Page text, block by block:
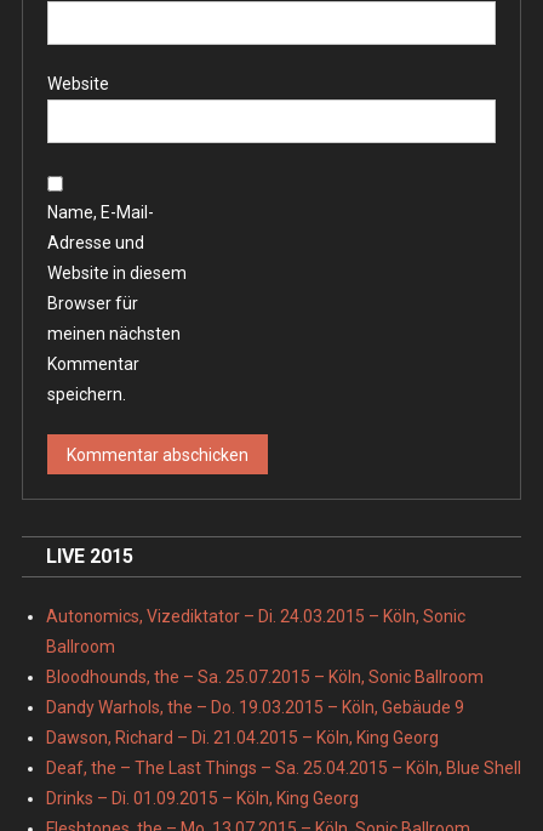
Website
Name, E-Mail-
Adresse und
Website in diesem
Browser für
meinen nächsten
Kommentar
speichern.
LIVE 2015
Autonomics, Vizediktator – Di. 24.03.2015 – Köln, Sonic
Ballroom
Bloodhounds, the – Sa. 25.07.2015 – Köln, Sonic Ballroom
Dandy Warhols, the – Do. 19.03.2015 – Köln, Gebäude 9
Dawson, Richard – Di. 21.04.2015 – Köln, King Georg
Deaf, the – The Last Things – Sa. 25.04.2015 – Köln, Blue Shell
Drinks – Di. 01.09.2015 – Köln, King Georg